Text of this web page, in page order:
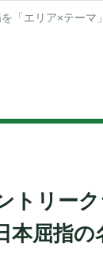
「エリア×テーマ
トリー
本屈指の